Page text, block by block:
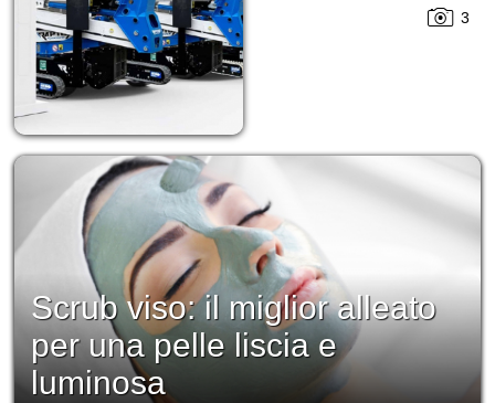
3
Scrub viso: il miglior alleato
per una pelle liscia e
luminosa